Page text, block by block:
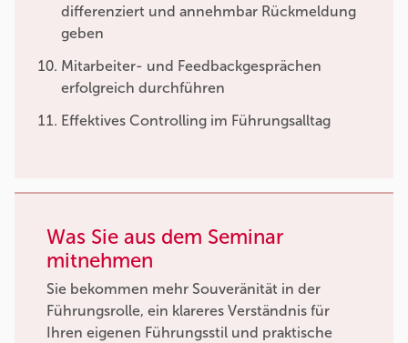
differenziert und annehmbar Rückmeldung
geben
Mitarbeiter- und Feedbackgesprächen
erfolgreich durchführen
Effektives Controlling im Führungsalltag
Was Sie aus dem Seminar
mitnehmen
Sie bekommen mehr Souveränität in der
Führungsrolle, ein klareres Verständnis für
Ihren eigenen Führungsstil und praktische